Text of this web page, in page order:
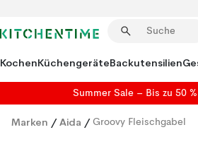
KochenKüchengeräteBackutensilien
Summer Sale – Bis zu 50
Marken / Aida / Groovy Fleischgabel